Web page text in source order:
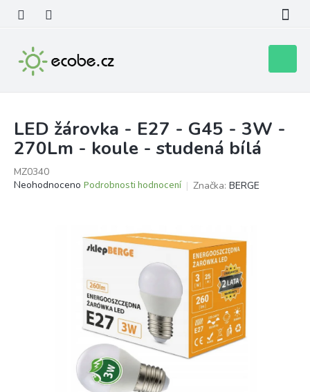
obsah
košík
LED žárovka - E27 - G45 - 3W -
270Lm - koule - studená bílá
MZ0340
Průměrné
Neohodnoceno Podrobnosti hodnocení Značka: BERGE